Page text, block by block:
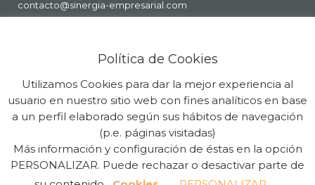
contacto@sinergia-empresarial.com
Copyright Sinergia Empresarial © 2026. Todos los Derechos
Reservados. Powered byGuia33 SL
Política de Cookies
Utilizamos Cookies para dar la mejor experiencia al
usuario en nuestro sitio web con fines analíticos en base
a un perfil elaborado según sus hábitos de navegación
(p.e. páginas visitadas)
Más información y configuración de éstas en la opción
PERSONALIZAR. Puede rechazar o desactivar parte de